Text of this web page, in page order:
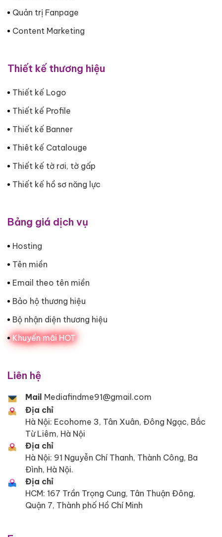
Quản trị Fanpage
Content Marketing
Thiết kế thương hiệu
Thiết kế Logo
Thiết kế Profile
Thiết kế Banner
Thiêt kế Catalouge
Thiết kế tờ rơi, tờ gấp
Thiết kế hồ sơ năng lực
Bảng giá dịch vụ
Hosting
Tên miền
Email theo tên miền
Bảo hộ thương hiệu
Bộ nhận diện thương hiệu
Khuyến mãi HOT
Liên hệ
Mail Mediafindme91@gmail.com
Địa chỉ
Hà Nội: Ecohome 3, Tân Xuân, Đông Ngạc, Bắc
Từ Liêm, Hà Nội
Địa chỉ
Hà Nội: 91 Nguyễn Chí Thanh, Thành Công, Ba
Đình, Hà Nội.
Địa chỉ
HCM: 167 Trần Trọng Cung, Tân Thuận Đông,
Quận 7, Thành phố Hồ Chí Minh